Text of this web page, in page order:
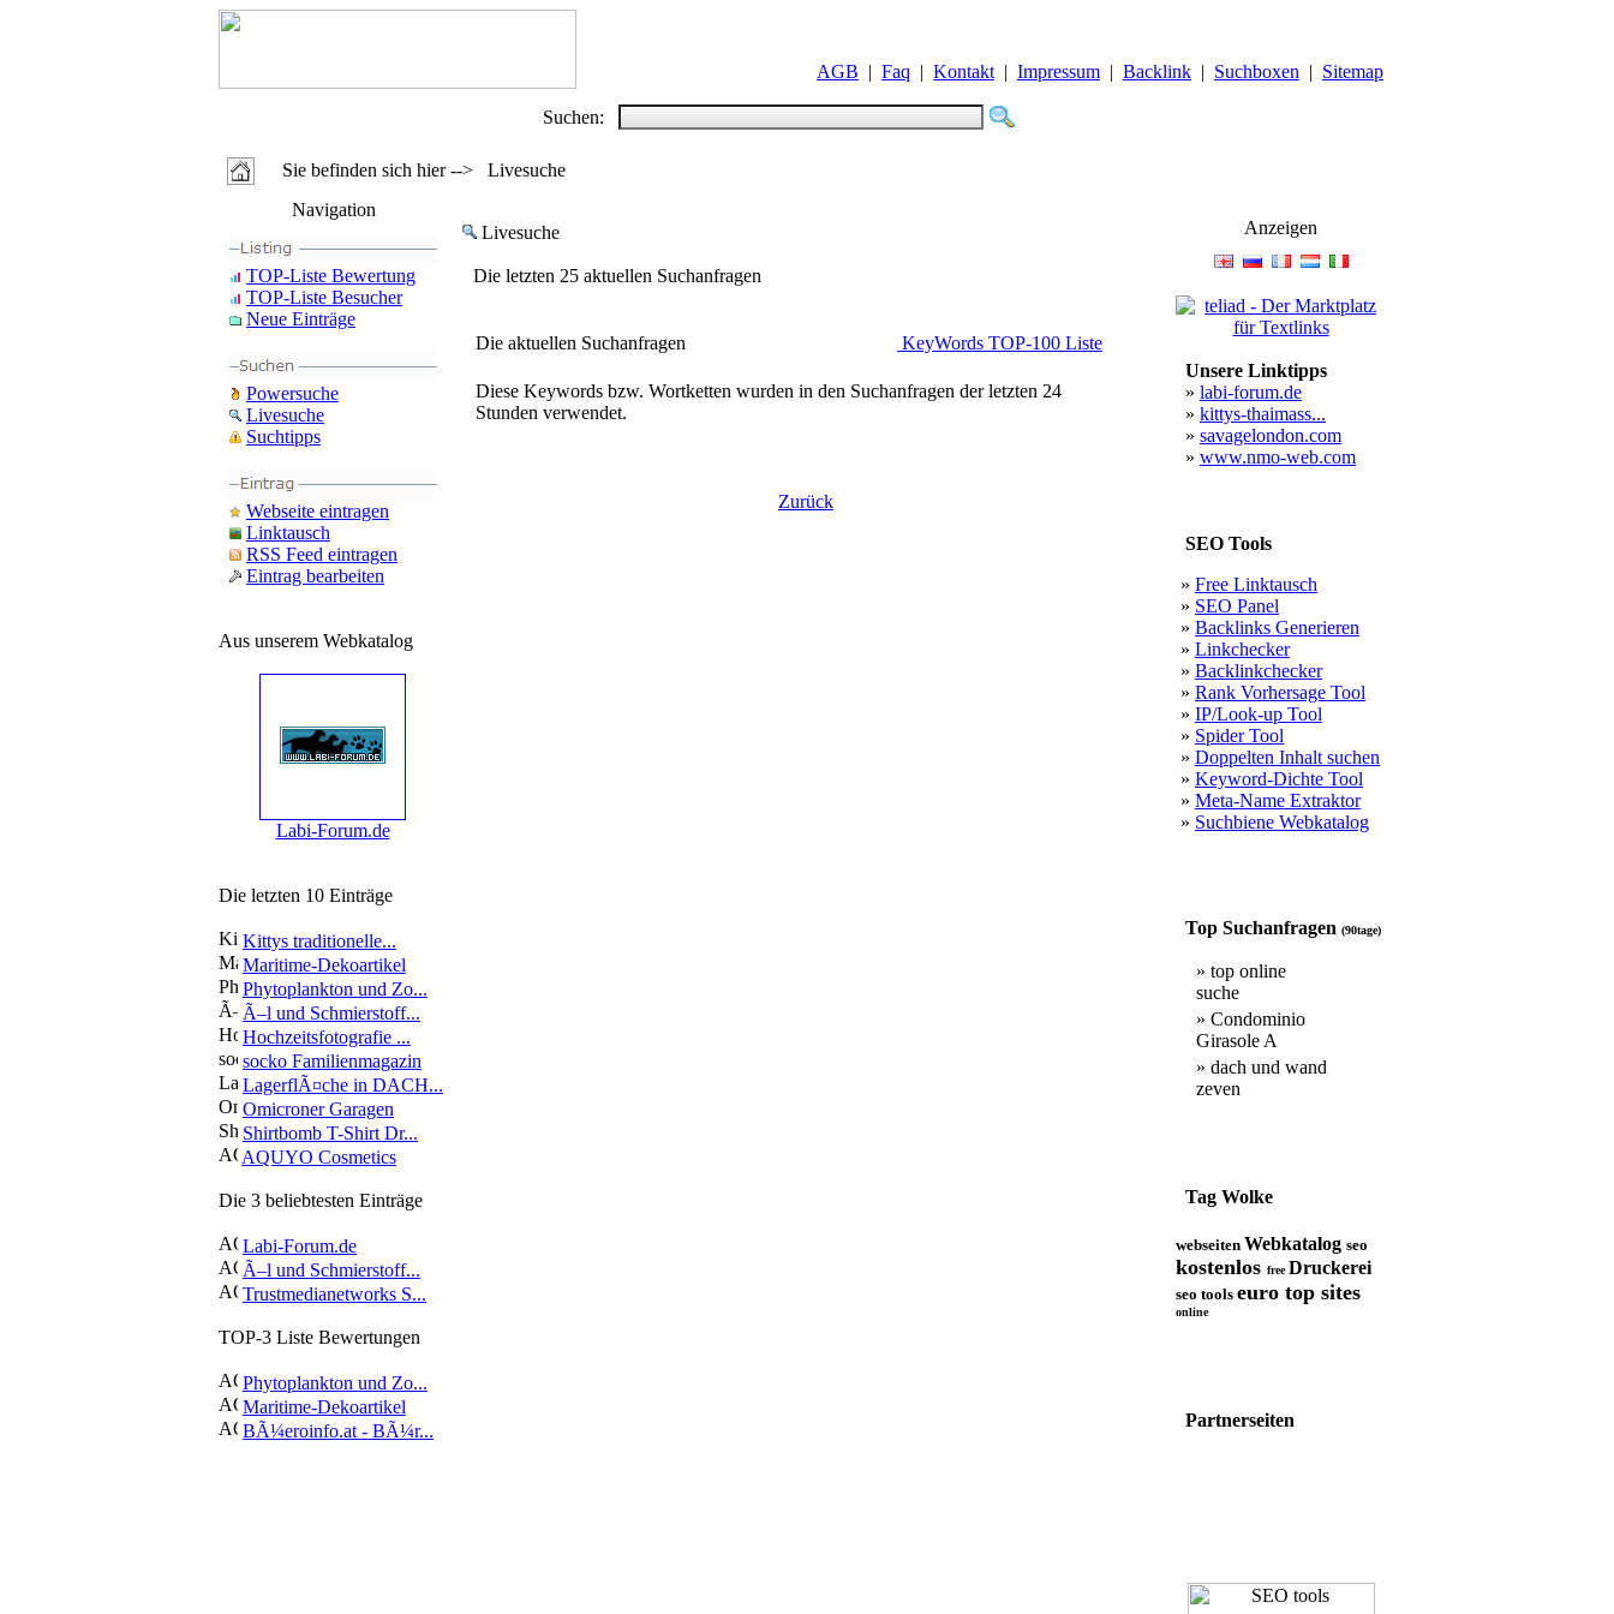
AGB | Faq | Kontakt | Impressum | Backlink | Suchboxen | Sitemap
Suchen:
Sie befinden sich hier --> Livesuche
Navigation
TOP-Liste Bewertung
TOP-Liste Besucher
Neue Einträge
Powersuche
Livesuche
Suchtipps
Webseite eintragen
Linktausch
RSS Feed eintragen
Eintrag bearbeiten
Aus unserem Webkatalog
Labi-Forum.de
Die letzten 10 Einträge
Kittys traditionelle...
Maritime-Dekoartikel
Phytoplankton und Zo...
Ã–l und Schmierstoff...
Hochzeitsfotografie ...
socko Familienmagazin
LagerflÃ¤che in DACH...
Omicroner Garagen
Shirtbomb T-Shirt Dr...
AQUYO Cosmetics
Die 3 beliebtesten Einträge
Labi-Forum.de
Ã–l und Schmierstoff...
Trustmedianetworks S...
TOP-3 Liste Bewertungen
Phytoplankton und Zo...
Maritime-Dekoartikel
BÃ¼eroinfo.at - BÃ¼r...
Livesuche
Die letzten 25 aktuellen Suchanfragen
Die aktuellen Suchanfragen KeyWords TOP-100 Liste
Diese Keywords bzw. Wortketten wurden in den Suchanfragen der letzten 24
Stunden verwendet.
Zurück
Anzeigen
Unsere Linktipps
» labi-forum.de
» kittys-thaimass...
» savagelondon.com
» www.nmo-web.com
SEO Tools
» Free Linktausch
» SEO Panel
» Backlinks Generieren
» Linkchecker
» Backlinkchecker
» Rank Vorhersage Tool
» IP/Look-up Tool
» Spider Tool
» Doppelten Inhalt suchen
» Keyword-Dichte Tool
» Meta-Name Extraktor
» Suchbiene Webkatalog
Top Suchanfragen (90tage)
» top online
suche
» Condominio
Girasole A
» dach und wand
zeven
Tag Wolke
webseiten Webkatalog seo
kostenlos freeDruckerei
seo tools euro top sites
online
Partnerseiten